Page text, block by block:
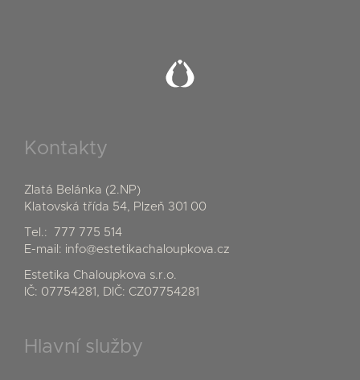
Kontakty
Zlatá Belánka (2.NP)
Klatovská třída 54, Plzeň 301 00
Tel.:
777 775 514
E-mail: info@estetikachaloupkova.cz
Estetika Chaloupkova s.r.o.
IČ: 07754281, DIČ: CZ07754281
Hlavní služby